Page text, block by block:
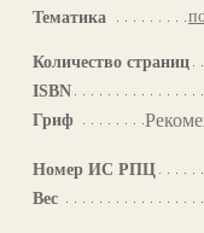
Тематика
Количество страниц
ISBN
Гриф
Номер ИС РПЦ
Вес